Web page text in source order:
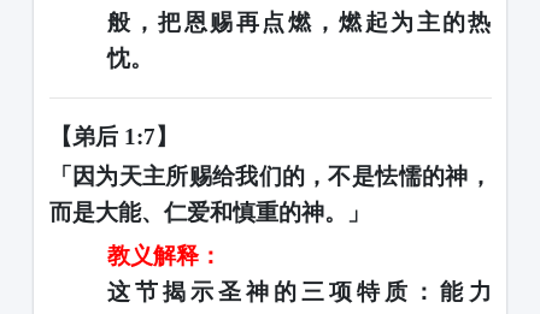
般，把恩赐再点燃，燃起为主的热
忱。
【弟后 1:7】
「因为天主所赐给我们的，不是怯懦的神，
而是大能、仁爱和慎重的神。」
教义解释：
这节揭示圣神的三项特质：能力